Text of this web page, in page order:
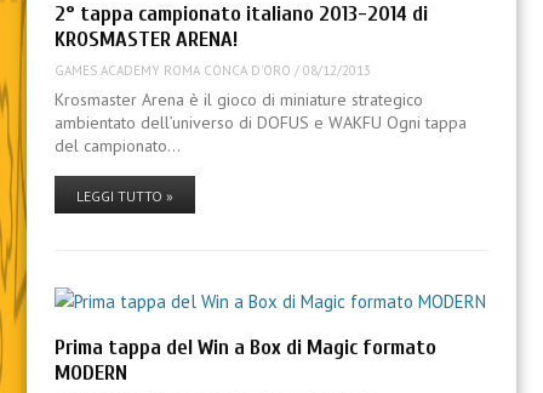
2° tappa campionato italiano 2013-2014 di
KROSMASTER ARENA!
GAMES ACADEMY ROMA CONCA D'ORO / 08/12/2013
Krosmaster Arena è il gioco di miniature strategico
ambientato dell’universo di DOFUS e WAKFU Ogni tappa
del campionato…
LEGGI TUTTO »
Prima tappa del Win a Box di Magic formato
MODERN